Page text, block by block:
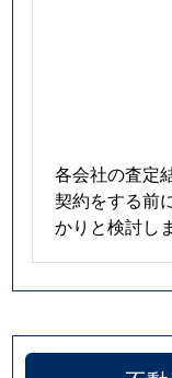
各会社の査定
契約をする前
かりと検討し